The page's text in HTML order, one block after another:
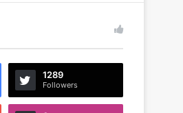
1289
Followers